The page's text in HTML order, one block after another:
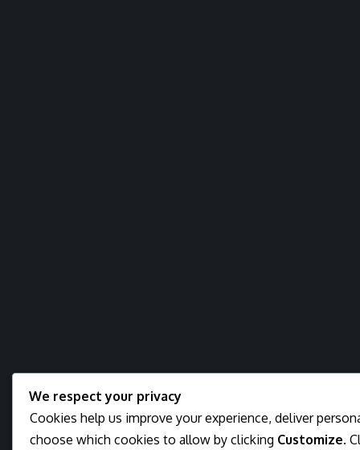
We respect your privacy
Cookies help us improve your experience, deliver
choose which cookies to allow by clicking Customize.